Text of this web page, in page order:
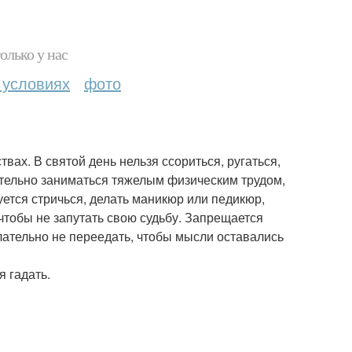
у нас
фото
В святой день нельзя ссориться, ругаться,
заниматься тяжелым физическим трудом,
стричься, делать маникюр или педикюр,
не запутать свою судьбу. Запрещается
не переедать, чтобы мысли оставались
гадать.